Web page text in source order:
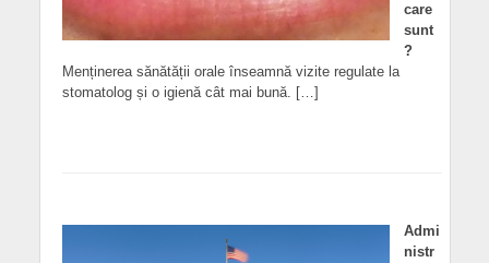
care
sunt
?
Menținerea sănătății orale înseamnă vizite regulate la
stomatolog și o igienă cât mai bună. […]
Admi
nistr